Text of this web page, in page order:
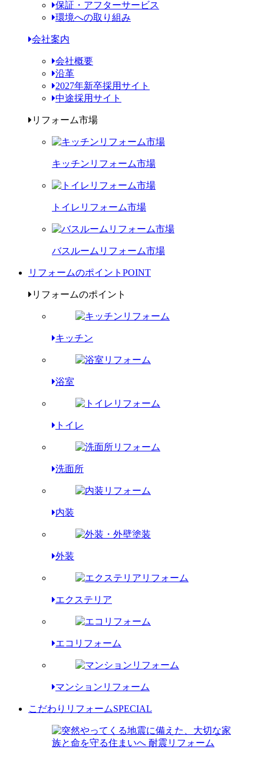
保証・アフターサービス
環境への取り組み
会社案内
会社概要
沿革
2027年新卒採用サイト
中途採用サイト
リフォーム市場
キッチンリフォーム市場
トイレリフォーム市場
バスルームリフォーム市場
リフォームのポイント POINT
リフォームのポイント
キッチン
浴室
トイレ
洗面所
内装
外装
エクステリア
エコリフォーム
マンションリフォーム
こだわりリフォームSPECIAL